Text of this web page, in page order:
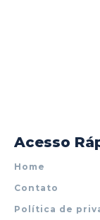
Acesso
Home
Contato
Política de